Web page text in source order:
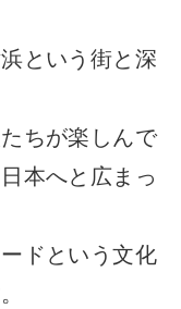
という街と深
ちが楽しんで
本へと広まっ
ドという文化